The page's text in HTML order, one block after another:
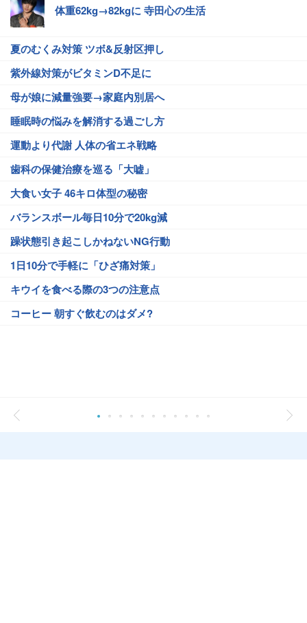
体重62kg→82kgに 寺田心の生活
夏のむくみ対策 ツボ&反射区押し
紫外線対策がビタミンD不足に
母が娘に減量強要→家庭内別居へ
睡眠時の悩みを解消する過ごし方
運動より代謝 人体の省エネ戦略
歯科の保健治療を巡る「大嘘」
大食い女子 46キロ体型の秘密
バランスボール毎日10分で20kg減
躁状態引き起こしかねないNG行動
1日10分で手軽に「ひざ痛対策」
キウイを食べる際の3つの注意点
コーヒー 朝すぐ飲むのはダメ?